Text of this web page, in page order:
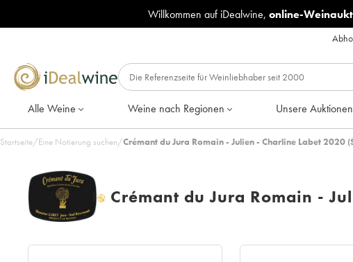
Willkommen auf iDealwine, online-
Alle Weine Weine nach Regionen Unsere Auktionen
Startseite/Eine Notierung suchen/Crémant du Jura Romain - Julien - Charline Labet 2020
H Crémant du Jura Romain -